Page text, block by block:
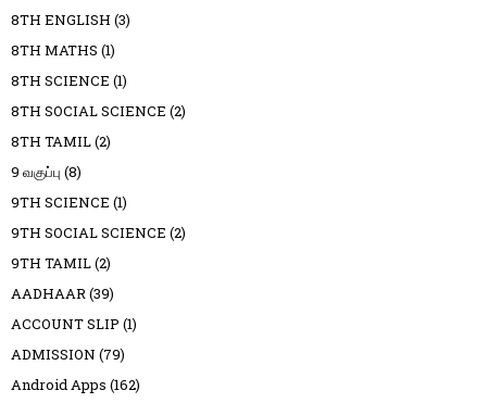
8TH ENGLISH (3)
8TH MATHS (1)
8TH SCIENCE (1)
8TH SOCIAL SCIENCE (2)
8TH TAMIL(2)
9 வகுப்பு (8)
9TH SCIENCE (1)
9TH SOCIAL SCIENCE (2)
9TH TAMIL(2)
AADHAAR(39)
ACCOUNT SLIP (1)
ADMISSION (79)
Android Apps (162)